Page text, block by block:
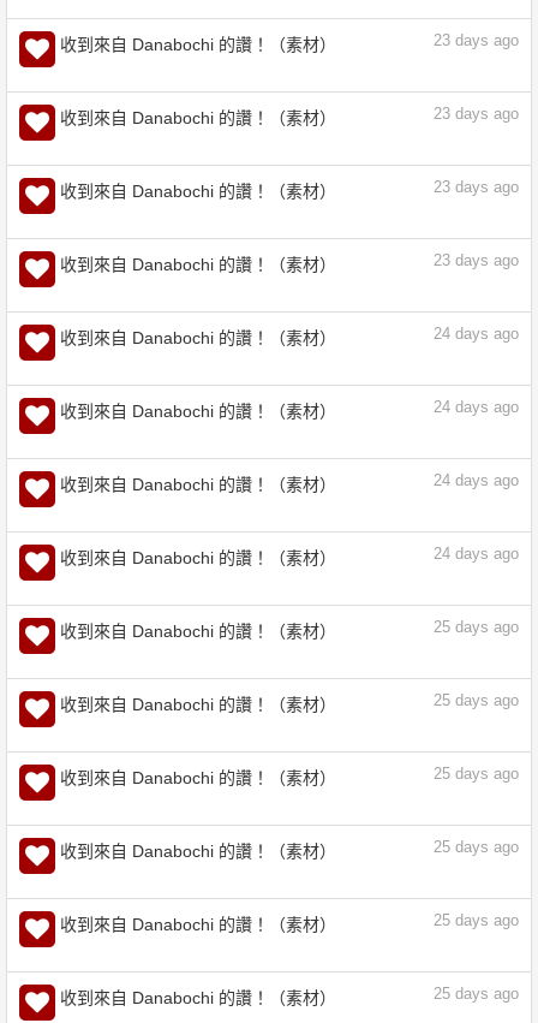
收到來自 Danabochi 的讚！（素材）
收到來自 Danabochi 的讚！（素材）
收到來自 Danabochi 的讚！（素材）
收到來自 Danabochi 的讚！（素材）
收到來自 Danabochi 的讚！（素材） days ago
收到來自 Danabochi 的讚！（素材） days ago
收到來自 Danabochi 的讚！（素材） days ago
收到來自 Danabochi 的讚！（素材） days ago
收到來自 Danabochi 的讚！（素材） days ago
收到來自 Danabochi 的讚！（素材） days ago
收到來自 Danabochi 的讚！（素材） days ago
收到來自 Danabochi 的讚！（素材） days ago
收到來自 Danabochi 的讚！（素材） days ago